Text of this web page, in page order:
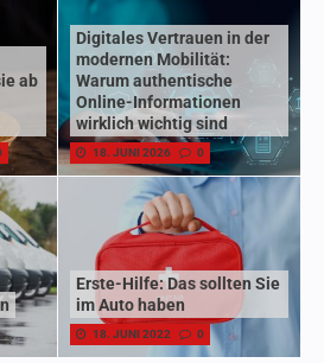
ab
Digitales Vertrauen in der
modernen Mobilität:
Warum authentische
Online-Informationen
wirklich wichtig sind
18. JUNI 2026 0
Erste-Hilfe: Das sollten Sie
im Auto haben
18. JUNI 2022 0